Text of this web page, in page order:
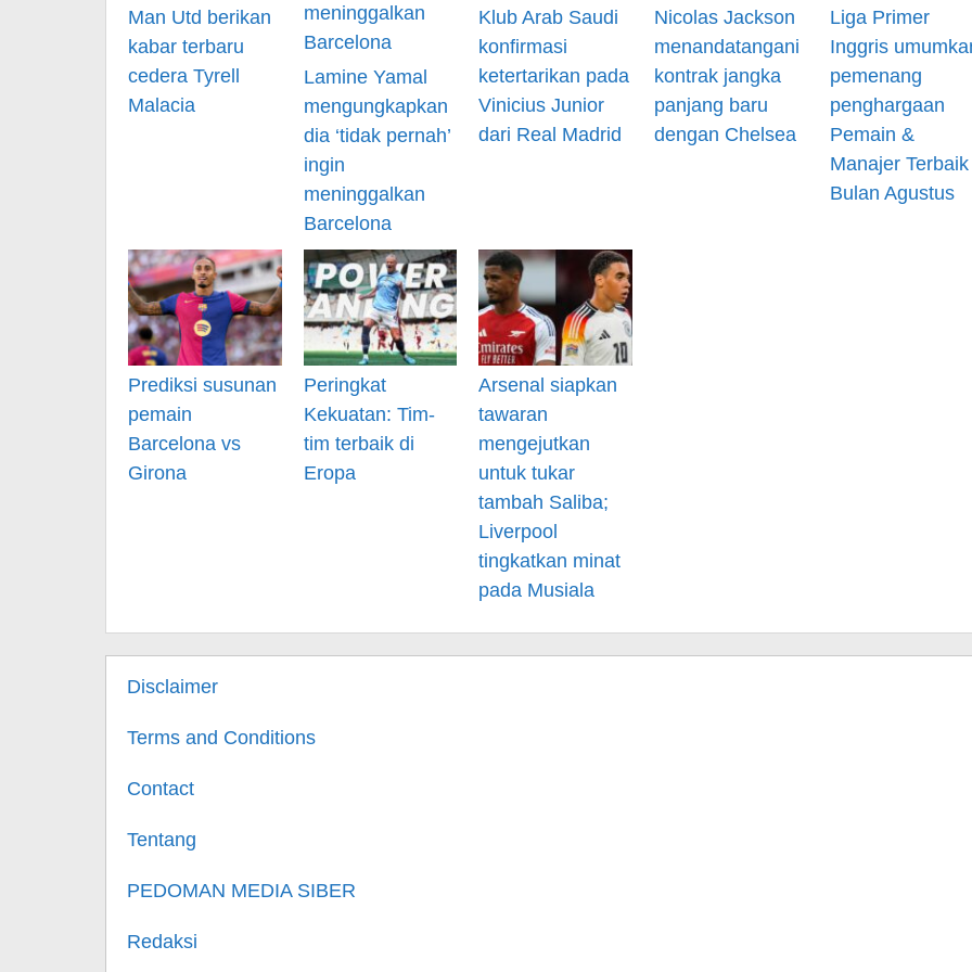
Man Utd berikan
kabar terbaru
cedera Tyrell
Malacia
Lamine Yamal
mengungkapkan
dia ‘tidak pernah’
ingin
meninggalkan
Barcelona
Klub Arab Saudi
konfirmasi
ketertarikan pada
Vinicius Junior
dari Real Madrid
Nicolas Jackson
menandatangani
kontrak jangka
panjang baru
dengan Chelsea
Liga Primer
Inggris
pemenang
penghargaan
Pemain &
Manajer Terbaik
Bulan Agustus
Prediksi susunan
pemain
Barcelona vs
Girona
Peringkat
Kekuatan: Tim-
tim terbaik di
Eropa
Arsenal siapkan
tawaran
mengejutkan
untuk tukar
tambah Saliba;
Liverpool
tingkatkan minat
pada Musiala
Disclaimer
Terms and Conditions
Contact
Tentang
PEDOMAN MEDIA SIBER
Redaksi